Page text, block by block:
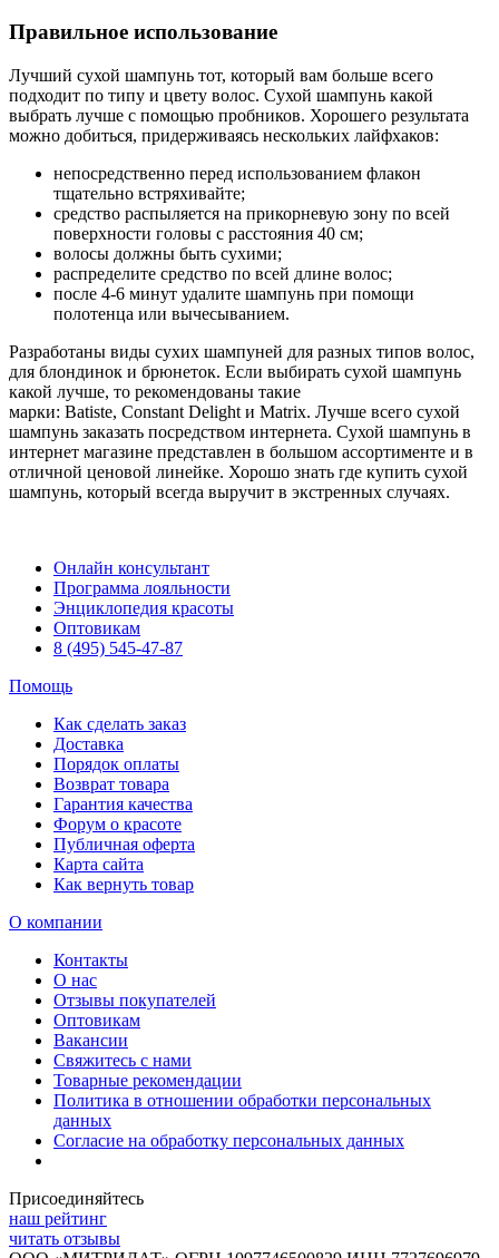
Правильное использование
Лучший сухой шампунь тот, который вам больше всего
подходит по типу и цвету волос. Сухой шампунь какой
выбрать лучше с помощью пробников. Хорошего результата
можно добиться, придерживаясь нескольких лайфхаков:
непосредственно перед использованием флакон
тщательно встряхивайте;
средство распыляется на прикорневую зону по всей
поверхности головы с расстояния 40 см;
волосы должны быть сухими;
распределите средство по всей длине волос;
после 4-6 минут удалите шампунь при помощи
полотенца или вычесыванием.
Разработаны виды сухих шампуней для разных типов волос,
для блондинок и брюнеток. Если выбирать сухой шампунь
какой лучше, то рекомендованы такие
марки: Batiste, Constant Delight и Matrix. Лучше всего сухой
шампунь заказать посредством интернета. Сухой шампунь в
интернет магазине представлен в большом ассортименте и в
отличной ценовой линейке. Хорошо знать где купить сухой
шампунь, который всегда выручит в экстренных случаях.
Онлайн консультант
Программа лояльности
Энциклопедия красоты
Оптовикам
8 (495) 545-47-87
Помощь
Как сделать заказ
Доставка
Порядок оплаты
Возврат товара
Гарантия качества
Форум о красоте
Публичная оферта
Карта сайта
Как вернуть товар
О компании
Контакты
О нас
Отзывы покупателей
Оптовикам
Вакансии
Свяжитесь с нами
Товарные рекомендации
Политика в отношении обработки персональных
данных
Согласие на обработку персональных данных
Присоединяйтесь
наш рейтинг
читать отзывы